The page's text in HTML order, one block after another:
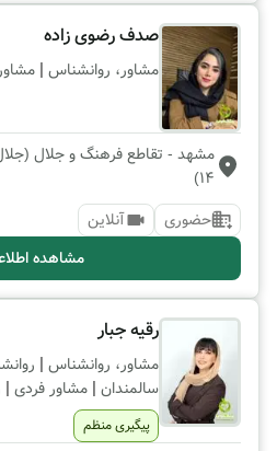
صدف رضوی زاده
مشاور، روانشناس |
مشهد - تقاطع فرهنگ و جلال
14)
حضوری
آنلاین
مشاهده
رقیه جبار
مشاور، روانشناس |
سالمندان | مشاور فردی |
پیگیری منظم